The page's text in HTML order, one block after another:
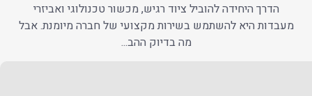
הדרך היחידה להוביל ציוד רגיש, מכשור טכנולוגי ואביזרי
מעבדות היא להשתמש בשירות מקצועי של חברה מיומנת. אבל
מה בדיוק ההב...